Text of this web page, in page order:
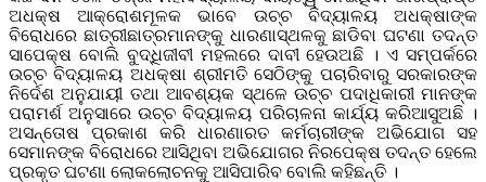
ଅଧକ୍ଷ ଆକ୍ରୋଶମୂଳକ ଭାବେ ଉଚ୍ଚ ବିଦ୍ୟାଳୟ ଅଧକ୍ଷାଙ୍କ
ବିରୋଧରେ ଛାତ୍ରୀଛାତ୍ରମାନଙ୍କୁ ଧାରଣାସ୍ଥଳକୁ ଛାଡିବା ଘଟଣା ତଦନ୍ତ
ସାପେକ୍ଷ ବୋଲି ବୁଦ୍ଧିଜୀବୀ ମହଲରେ ଦାବୀ ହେଉଅଛି । ଏ ସମ୍ପର୍କରେ
ଉଚ୍ଚ ବିଦ୍ୟାଳୟ ଅଧକ୍ଷା ଶ୍ରୀମତି ସେଠିଙ୍କୁ ପଚାରିବାରୁ ସରକାରଙ୍କ
ନିର୍ଦେଶ ଅନୁଯାୟୀ ତଥା ଆବଶ୍ୟକ ସ୍ଥଳେ ଉଚ୍ଚ ପଦାଧିକାରୀ ମାନଙ୍କ
ପରାମର୍ଶ ଅନୁସାରେ ଉଚ୍ଚ ବିଦ୍ୟାଳୟ ପରିଚାଳନା କାର୍ଯ୍ୟ କରିଆସୁଅଛି ।
ଅସନ୍ତୋଷ ପ୍ରକାଶ କରି ଧାରଣାରତ କର୍ମଚାରୀଙ୍କ ଅଭିଯୋଗ ସହ
ସେମାନଙ୍କ ବିରୋଧରେ ଆସିଥିବା ଅଭିଯୋଗର ନିରପେକ୍ଷ ତଦନ୍ତ ହେଲେ
ପ୍ରକୃତ ଘଟଣା ଲୋକଲୋଚନକୁ ଆସିପାରିବ ବୋଲି କହିଛନ୍ତି ।